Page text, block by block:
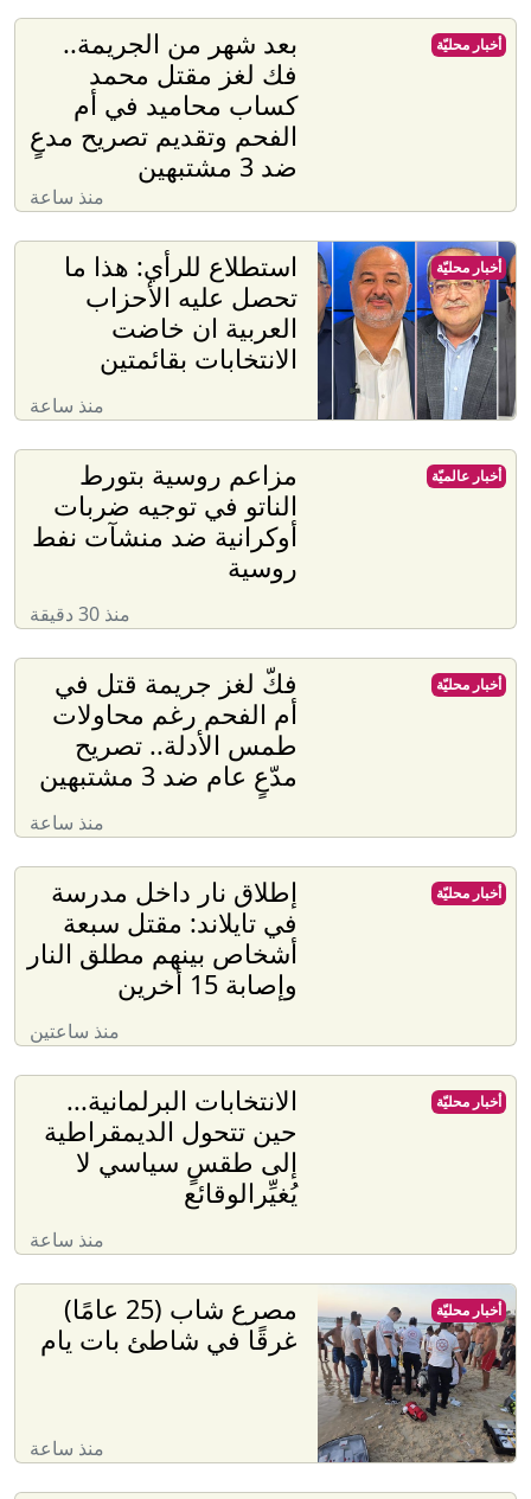
بعد شهر من الجريمة..
فك لغز مقتل محمد
كساب محاميد في أم
الفحم وتقديم تصريح مدعٍ
ضد 3 مشتبهين
منذ ساعة
أخبار محليّة
استطلاع للرأي: هذا ما
تحصل عليه الأحزاب
العربية ان خاضت
الانتخابات بقائمتين
منذ ساعة
أخبار محليّة
مزاعم روسية بتورط
الناتو في توجيه ضربات
أوكرانية ضد منشآت نفط
روسية
منذ 30 دقيقة
أخبار عالميّة
فكّ لغز جريمة قتل في
أم الفحم رغم محاولات
طمس الأدلة.. تصريح
مدّعٍ عام ضد 3 مشتبهين
منذ ساعة
أخبار محليّة
إطلاق نار داخل مدرسة
في تايلاند: مقتل سبعة
أشخاص بينهم مطلق النار
وإصابة 15 أخرين
منذ ساعتين
أخبار محليّة
الانتخابات البرلمانية...
حين تتحول الديمقراطية
إلى طقسٍ سياسي لا
يُغيِّرالوقائع
منذ ساعة
أخبار محليّة
مصرع شاب (25 عامًا)
غرقًا في شاطئ بات يام
منذ ساعة
أخبار محليّة